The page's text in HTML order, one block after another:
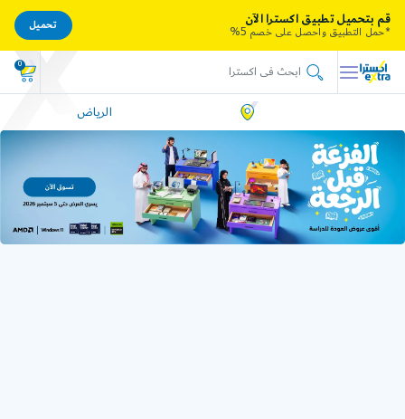
0
الرياض
قم بتحميل تطبيق اكسترا الآن
*حمل التطبيق واحصل على خصم 5%
تحميل